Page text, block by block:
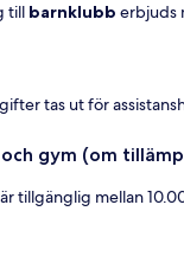
till barnklubb erbjuds
tas ut för
och gym (om
tillgänglig mellan